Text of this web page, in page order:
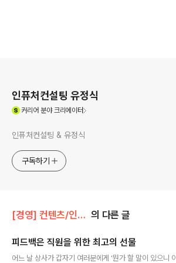
인퓨처컨설팅 유정식
커리어 분야 크리에이터
인퓨처컨설팅 & 유정식
구독하기
[경영] 컨텐츠/인사전략 의 다른 글
피드백은 직원을 위한 최고의 선물
어느 날 상사가 갑자기 여러분에게 ‘뭔가 할 말이 있으니 이